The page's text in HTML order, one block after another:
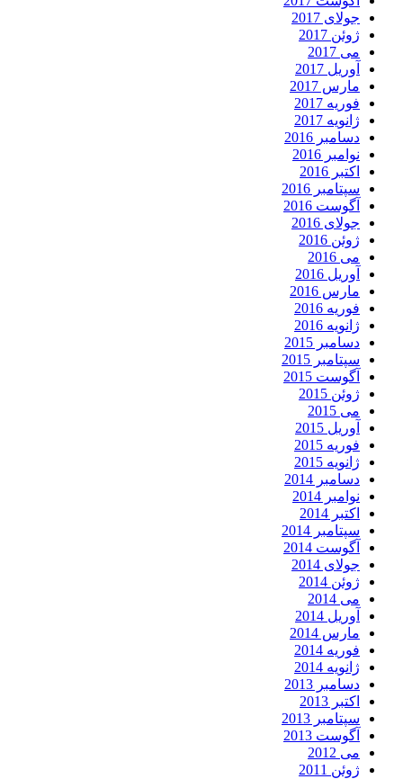
جولای 2017
ژوئن 2017
می 2017
آوریل 2017
مارس 2017
فوریه 2017
ژانویه 2017
دسامبر 2016
نوامبر 2016
اکتبر 2016
سپتامبر 2016
آگوست 2016
جولای 2016
ژوئن 2016
می 2016
آوریل 2016
مارس 2016
فوریه 2016
ژانویه 2016
دسامبر 2015
سپتامبر 2015
آگوست 2015
ژوئن 2015
می 2015
آوریل 2015
فوریه 2015
ژانویه 2015
دسامبر 2014
نوامبر 2014
اکتبر 2014
سپتامبر 2014
آگوست 2014
جولای 2014
ژوئن 2014
می 2014
آوریل 2014
مارس 2014
فوریه 2014
ژانویه 2014
دسامبر 2013
اکتبر 2013
سپتامبر 2013
آگوست 2013
می 2012
ژوئن 2011